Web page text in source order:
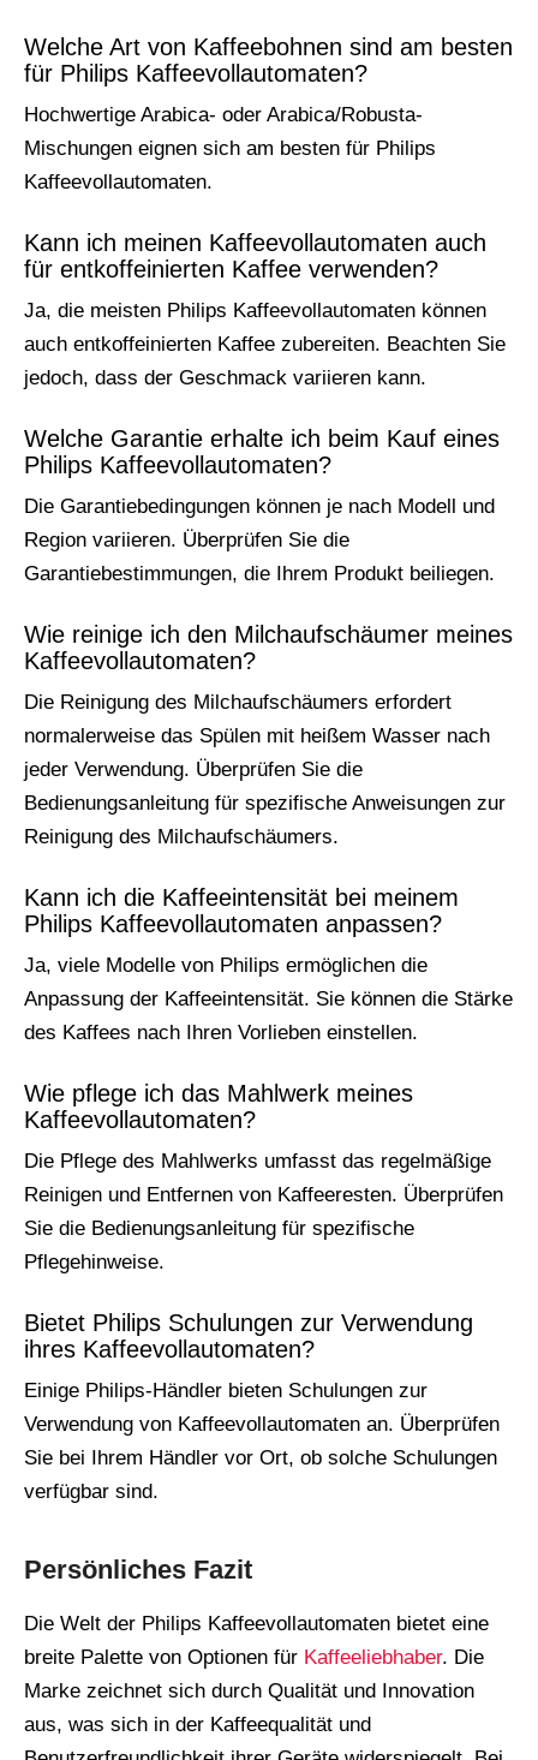
Welche Art von Kaffeebohnen sind am besten
für Philips Kaffeevollautomaten?
Hochwertige Arabica- oder Arabica/Robusta-
Mischungen eignen sich am besten für Philips
Kaffeevollautomaten.
Kann ich meinen Kaffeevollautomaten auch
für entkoffeinierten Kaffee verwenden?
Ja, die meisten Philips Kaffeevollautomaten können
auch entkoffeinierten Kaffee zubereiten. Beachten Sie
jedoch, dass der Geschmack variieren kann.
Welche Garantie erhalte ich beim Kauf eines
Philips Kaffeevollautomaten?
Die Garantiebedingungen können je nach Modell und
Region variieren. Überprüfen Sie die
Garantiebestimmungen, die Ihrem Produkt beiliegen.
Wie reinige ich den Milchaufschäumer meines
Kaffeevollautomaten?
Die Reinigung des Milchaufschäumers erfordert
normalerweise das Spülen mit heißem Wasser nach
jeder Verwendung. Überprüfen Sie die
Bedienungsanleitung für spezifische Anweisungen zur
Reinigung des Milchaufschäumers.
Kann ich die Kaffeeintensität bei meinem
Philips Kaffeevollautomaten anpassen?
Ja, viele Modelle von Philips ermöglichen die
Anpassung der Kaffeeintensität. Sie können die Stärke
des Kaffees nach Ihren Vorlieben einstellen.
Wie pflege ich das Mahlwerk meines
Kaffeevollautomaten?
Die Pflege des Mahlwerks umfasst das regelmäßige
Reinigen und Entfernen von Kaffeeresten. Überprüfen
Sie die Bedienungsanleitung für spezifische
Pflegehinweise.
Bietet Philips Schulungen zur Verwendung
ihres Kaffeevollautomaten?
Einige Philips-Händler bieten Schulungen zur
Verwendung von Kaffeevollautomaten an. Überprüfen
Sie bei Ihrem Händler vor Ort, ob solche Schulungen
verfügbar sind.
Persönliches Fazit
Die Welt der Philips Kaffeevollautomaten bietet eine
breite Palette von Optionen für Kaffeeliebhaber. Die
Marke zeichnet sich durch Qualität und Innovation
aus, was sich in der Kaffeequalität und